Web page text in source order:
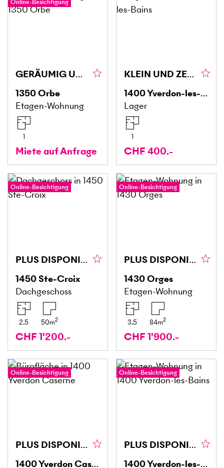
Online-Besichtigung
GERÄUMIG UND RUHIG
1350Orbe
Etagen-Wohnung
1
Miete auf Anfrage
KLEIN UND ZENTRAL
1400Yverdon-les-Bains
Lager
1
CHF 400.-
Online-Besichtigung
PLUS DISPONIBLE
1450Ste-Croix
Dachgeschoss
2.5 50m2
CHF 1'200.-
Online-Besichtigung
PLUS DISPONIBLE
1430Orges
Etagen-Wohnung
3.5 84m2
CHF 1'900.-
Online-Besichtigung
PLUS DISPONIBLE
1400Yverdon Caserne
Online-Besichtigung
PLUS DISPONIBLE
1400Yverdon-les-Bains